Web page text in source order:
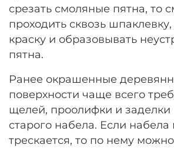
срезать смоляные пятна, то
проходить сквозь
краску и образовывать
пятна.
Ранее окрашенные
поверхности чаще всего
щелей, проолифки и заделки
старого набела. Если
трескается, то по нему